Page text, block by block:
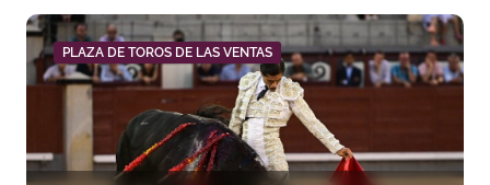
PLAZA DE TOROS DE LAS VENTAS